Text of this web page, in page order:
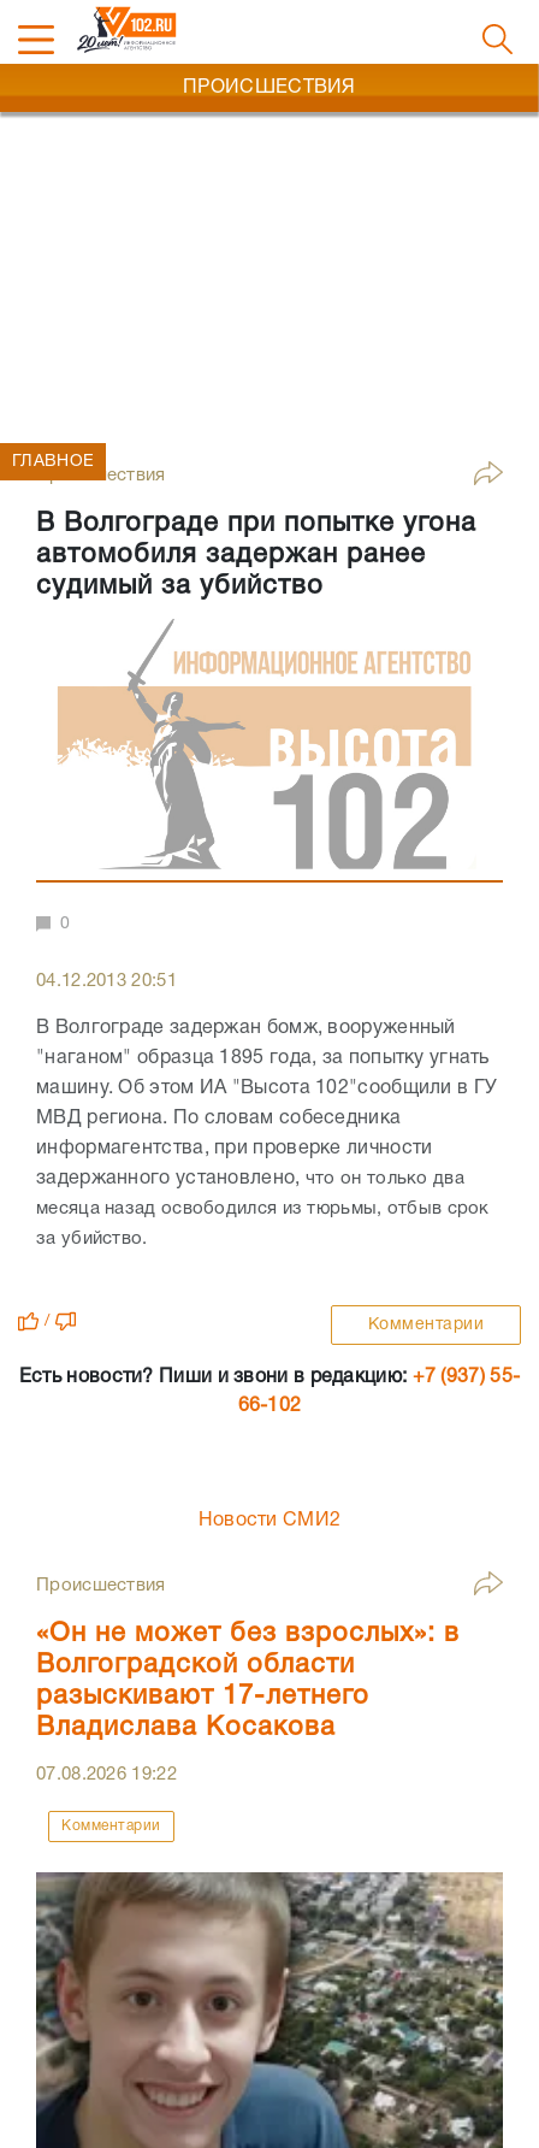
ПРОИСШЕСТВИЯ
Происшествия
В Волгограде при попытке угона
автомобиля задержан ранее
судимый за убийство
ГЛАВНОЕ
0
04.12.2013 20:51
В Волгограде задержан бомж, вооруженный
"наганом" образца 1895 года, за попытку угнать
машину. Об этом ИА "Высота 102"сообщили в ГУ
МВД региона. По словам собеседника
информагентства, при проверке личности
задержанного установлено, что он только два
месяца назад освободился из тюрьмы, отбыв срок
за убийство.
/ Комментарии
Есть новости? Пиши и звони в редакцию: +7 (937) 55-
66-102
Новости СМИ2
Происшествия
«Он не может без взрослых»: в
Волгоградской области
разыскивают 17-летнего
Владислава Косакова
07.08.2026 19:22
Комментарии